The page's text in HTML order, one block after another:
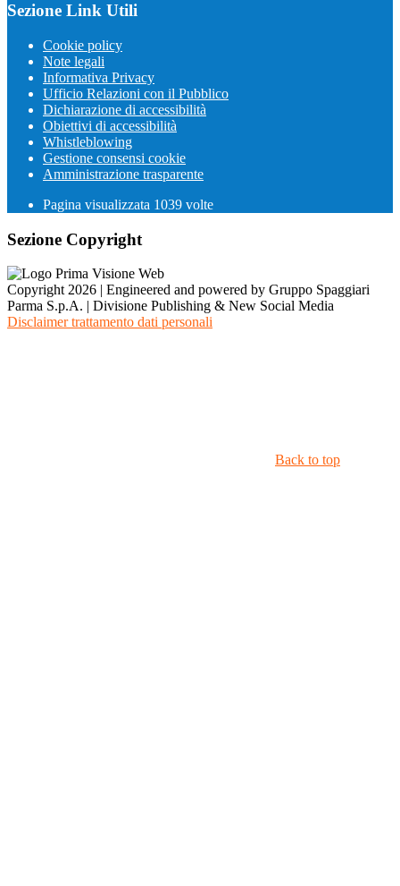
Sezione Link Utili
Cookie policy
Note legali
Informativa Privacy
Ufficio Relazioni con il Pubblico
Dichiarazione di accessibilità
Obiettivi di accessibilità
Whistleblowing
Gestione consensi cookie
Amministrazione trasparente
Pagina visualizzata 1039 volte
Sezione Copyright
Copyright 2026 | Engineered and powered by Gruppo Spaggiari
Parma S.p.A. | Divisione Publishing & New Social Media
Disclaimer trattamento dati personali
Back to top